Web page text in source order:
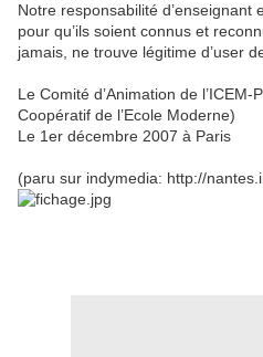
Notre responsabilité d’enseignant
pour qu’ils soient connus et
jamais, ne trouve légitime d’user
Le Comité d’Animation de
Coopératif de l’Ecole Moderne)
Le 1er décembre 2007 à Paris
(paru sur indymedia: http://